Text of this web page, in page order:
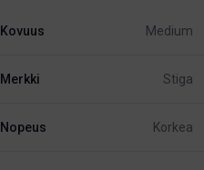
Kovuus Medium
Merkki Stiga
Nopeus Korkea